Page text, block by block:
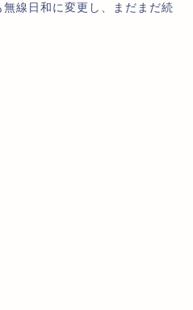
線日和に変更し、まだまだ続